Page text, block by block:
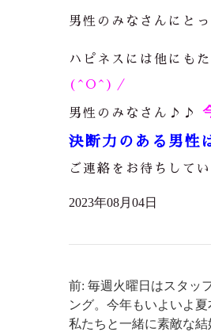
男性のみなさんにと
ハピネスには他にも
(^O^)／
男性のみなさん ♪♪
決断力のある男性
ご連絡をお待ちして
2023年08月04日
前: 毎週火曜日はスタッ
ング。今年もいよいよ夏
私たちと一緒に素敵な結